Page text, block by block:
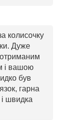
колисочку
Дуже
отриманим
і вашою
був
гарна
і швидка